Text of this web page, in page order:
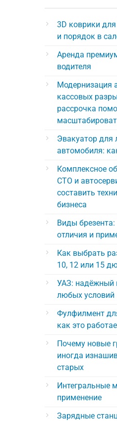
3D коврики
и порядок в
Аренда
водителя
Модернизация
кассовых
рассрочка
Эвакуатор для
автомобиля:
Комплексное
СТО и
составить
бизнеса
Виды
отличия и
Как выбрать
10, 12 или 15
УАЗ: надёжный
любых условий
Фулфилмент
как это
Почему новые
иногда
старых
Интегральные
применение
Зарядные